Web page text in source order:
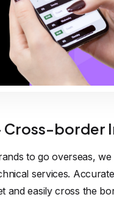
Cross-border
to go overseas,
services.
and easily cross the